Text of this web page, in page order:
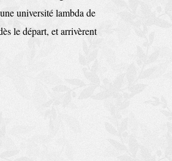
université lambda de
le départ, et arrivèrent